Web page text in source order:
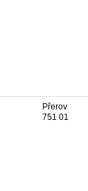
Přerov
751 01